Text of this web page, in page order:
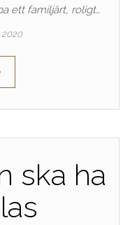
ett familjärt, roligt…
2020
ska ha